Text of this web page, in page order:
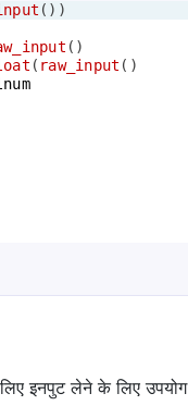
( ))
( )
( raw_input ( )
इनपुट लेने के लिए